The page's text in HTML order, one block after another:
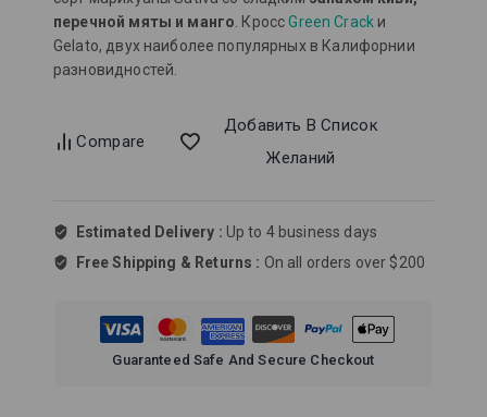
перечной мяты и манго . КроссGreen Crack и
Gelato, двух наиболее популярных в Калифорнии
разновидностей.
Compare
Добавить В Список
Желаний
Estimated Delivery : Up to 4 business days
Free Shipping & Returns : On all orders over $200
Guaranteed Safe And Secure Checkout